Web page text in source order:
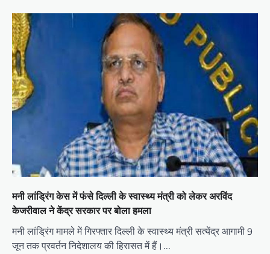
मनी लांड्रिंग केस में फंसे दिल्ली के स्वास्थ्य मंत्री को लेकर अरविंद
केजरीवाल ने केंद्र सरकार पर बोला हमला
मनी लांड्रिंग मामले में गिरफ्तार दिल्ली के स्वास्थ्य मंत्री सत्येंद्र आगामी 9
जून तक प्रवर्तन निदेशालय की हिरासत में हैं।…